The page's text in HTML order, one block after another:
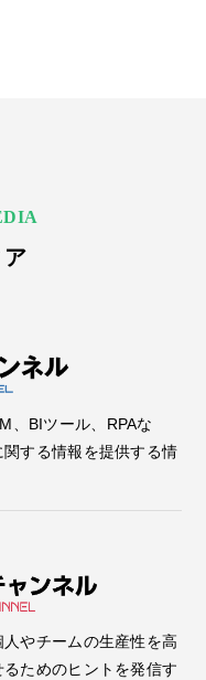
ア
、BIツール、RPAな
する情報を提供する情
人やチームの生産性を高
ためのヒントを発信す